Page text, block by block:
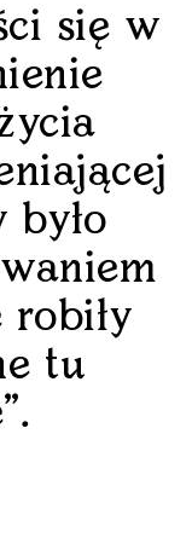
się w
było
robiły
tu